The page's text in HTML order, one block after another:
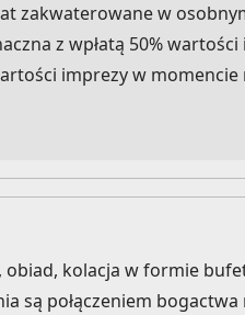
zakwaterowane w
z wpłatą 50% wartości
imprezy w
obiad, kolacja w formie
są połączeniem